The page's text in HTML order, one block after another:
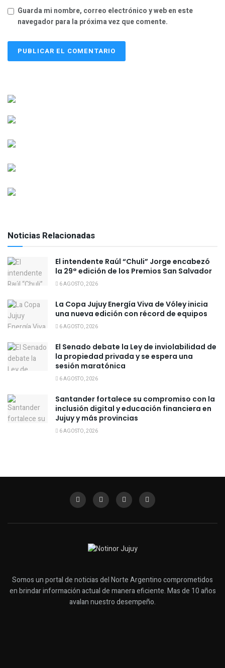
Guarda mi nombre, correo electrónico y web en este
navegador para la próxima vez que comente.
Noticias Relacionadas
El intendente Raúl “Chuli” Jorge encabezó
la 29° edición de los Premios San Salvador
6 AGOSTO, 2026
La Copa Jujuy Energía Viva de Vóley inicia
una nueva edición con récord de equipos
6 AGOSTO, 2026
El Senado debate la Ley de inviolabilidad de
la propiedad privada y se espera una
sesión maratónica
6 AGOSTO, 2026
Santander fortalece su compromiso con la
inclusión digital y educación financiera en
Jujuy y más provincias
6 AGOSTO, 2026
Somos un portal de noticias del Norte Argentino comprometidos
en brindar información actual de manera eficiente. Mas de 10 años
avalan nuestro desempeño.